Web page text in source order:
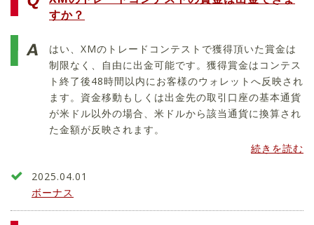
すか？
はい、XMのトレードコンテストで獲得頂いた賞金は
制限なく、自由に出金可能です。獲得賞金はコンテス
ト終了後48時間以内にお客様のウォレットへ反映され
ます。資金移動もしくは出金先の取引口座の基本通貨
が米ドル以外の場合、米ドルから該当通貨に換算され
た金額が反映されます。
続きを読む
2025.04.01
ボーナス